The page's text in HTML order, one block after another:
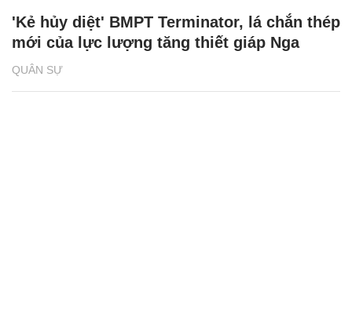
QUÂN SỰ
'Kẻ hủy diệt' BMPT Terminator, lá chắn thép
mới của lực lượng tăng thiết giáp Nga